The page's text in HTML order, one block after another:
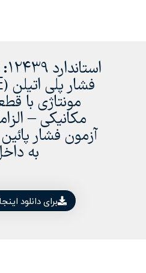
مونتاژی با
مکانیکی –
آزمون فشار
به
برای دانلود